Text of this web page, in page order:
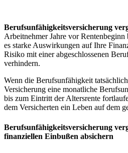
Berufsunfähigkeitsversicherung
Arbeitnehmer Jahre vor
es starke Auswirkungen auf Ihre
Risiko mit einer abgeschlossenen
verhindern.
Wenn die Berufsunfähigkeit
Versicherung eine monatliche
bis zum Eintritt der Altersrente
dem Versicherten ein Leben auf dem
Berufsunfähigkeitsversicherung
finanziellen Einbußen absichern